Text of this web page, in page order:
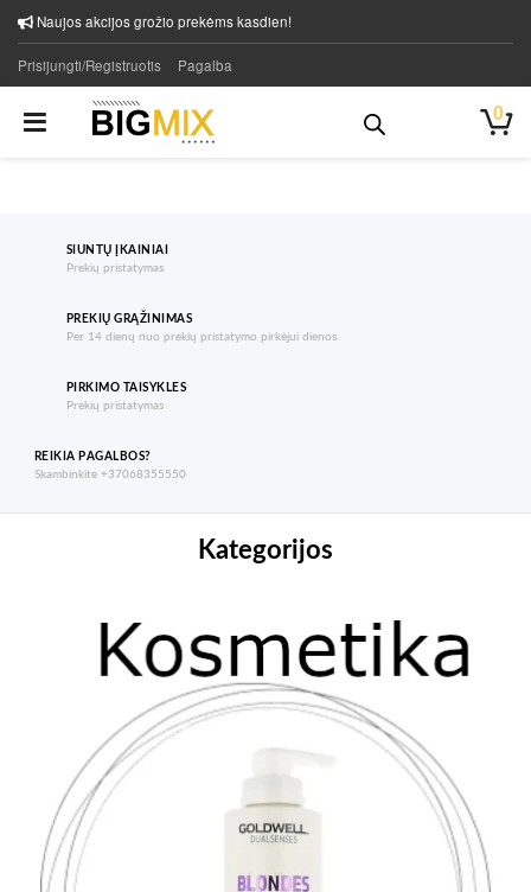
Naujos akcijos grožio prekėms kasdien!
Prisijungti/Registruotis Pagalba
0
SIUNTŲ ĮKAINIAI
Prekių pristatymas
PREKIŲ GRĄŽINIMAS
Per 14 dienų nuo prekių pristatymo pirkėjui dienos
PIRKIMO TAISYKLES
Prekių pristatymas
REIKIA PAGALBOS?
Skambinkite +37068355550
Kategorijos